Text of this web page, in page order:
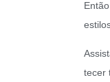
tecer